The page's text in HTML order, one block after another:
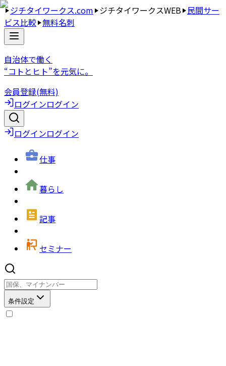
ジチタイワークス.com ジチタイワークスWEB 民間サー
ビス比較 無料名刺
自治体で働く
“コトとヒト”を元気に。
会員登録(無料)
ログインログイン
ログインログイン
仕事
暮らし
記事
セミナー
条件設定